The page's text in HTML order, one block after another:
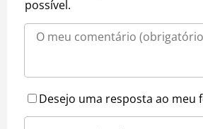
possível.
Desejo uma resposta ao meu